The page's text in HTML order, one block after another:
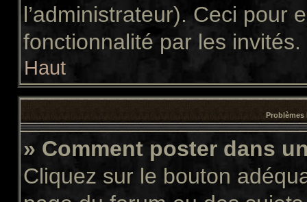
l’administrateur). Ceci pour
fonctionnalité par les invités.
Haut
Problèmes
» Comment poster dans
Cliquez sur le bouton